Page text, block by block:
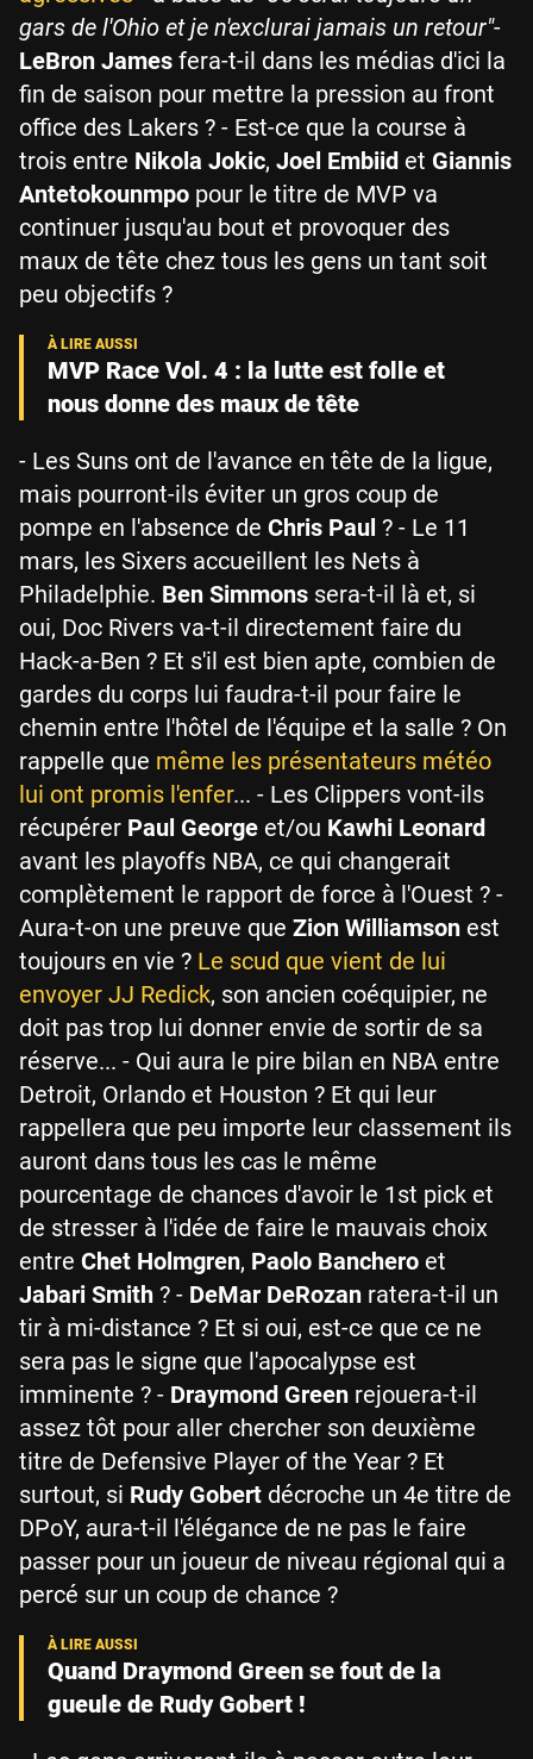
gars de l'Ohio et je n'exclurai jamais un retour"-
LeBron James fera-t-il dans les médias d'ici la
fin de saison pour mettre la pression au front
office des Lakers ? - Est-ce que la course à
trois entre Nikola Jokic, Joel Embiid et Giannis
Antetokounmpo pour le titre de MVP va
continuer jusqu'au bout et provoquer des
maux de tête chez tous les gens un tant soit
peu objectifs ?
MVP Race Vol. 4 : la lutte est folle et
nous donne des maux de tête
- Les Suns ont de l'avance en tête de la ligue,
mais pourront-ils éviter un gros coup de
pompe en l'absence de Chris Paul ? - Le 11
mars, les Sixers accueillent les Nets à
Philadelphie. Ben Simmons sera-t-il là et, si
oui, Doc Rivers va-t-il directement faire du
Hack-a-Ben ? Et s'il est bien apte, combien de
gardes du corps lui faudra-t-il pour faire le
chemin entre l'hôtel de l'équipe et la salle ? On
rappelle que même les présentateurs météo
lui ont promis l'enfer... - Les Clippers vont-ils
récupérer Paul George et/ou Kawhi Leonard
avant les playoffs NBA, ce qui changerait
complètement le rapport de force à l'Ouest ? -
Aura-t-on une preuve que Zion Williamson est
toujours en vie ? Le scud que vient de lui
envoyer JJ Redick, son ancien coéquipier, ne
doit pas trop lui donner envie de sortir de sa
réserve... - Qui aura le pire bilan en NBA entre
Detroit, Orlando et Houston ? Et qui leur
rappellera que peu importe leur classement ils
auront dans tous les cas le même
pourcentage de chances d'avoir le 1st pick et
de stresser à l'idée de faire le mauvais choix
entre Chet Holmgren, Paolo Banchero et
Jabari Smith ? - DeMar DeRozan ratera-t-il un
tir à mi-distance ? Et si oui, est-ce que ce ne
sera pas le signe que l'apocalypse est
imminente ? - Draymond Green rejouera-t-il
assez tôt pour aller chercher son deuxième
titre de Defensive Player of the Year ? Et
surtout, si Rudy Gobert décroche un 4e titre de
DPoY, aura-t-il l'élégance de ne pas le faire
passer pour un joueur de niveau régional qui a
percé sur un coup de chance ?
Quand Draymond Green se fout de la
gueule de Rudy Gobert !